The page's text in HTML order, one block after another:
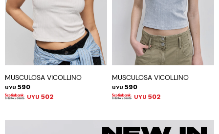
MUSCULOSA VICOLLINO
UYU 590
UYU 502
MUSCULOSA VICOLLINO
UYU 590
UYU 502